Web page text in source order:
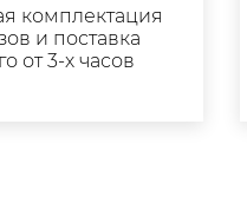
комплектация
и поставка
от 3-х часов